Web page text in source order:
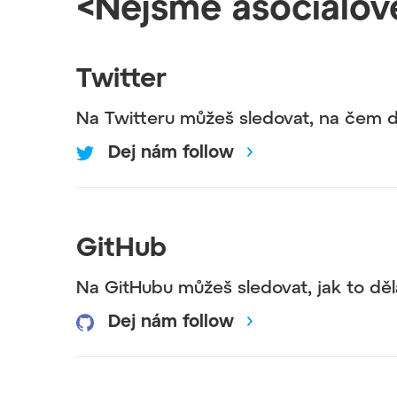
Twitter
Na Twitteru můžeš sledovat, na čem
Dej nám follow
GitHub
Na GitHubu můžeš sledovat, jak to
Dej nám follow